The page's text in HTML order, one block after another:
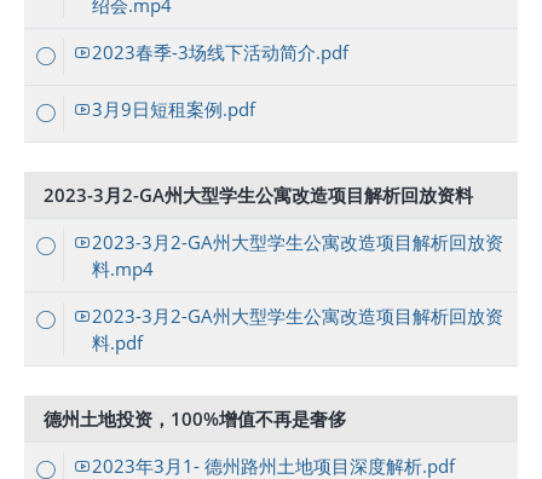
绍会.mp4
2023春季-3场线下活动简介.pdf
3月9日短租案例.pdf
2023-3月2-GA州大型学生公寓改造项目解析回放资料
2023-3月2-GA州大型学生公寓改造项目解析回放资
料.mp4
2023-3月2-GA州大型学生公寓改造项目解析回放资
料.pdf
德州土地投资，100%增值不再是奢侈
2023年3月1- 德州路州土地项目深度解析.pdf